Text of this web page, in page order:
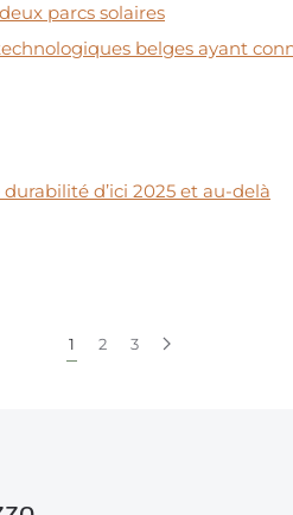
parcs solaires
belges ayant
d’ici 2025 et au-delà
1 2 3